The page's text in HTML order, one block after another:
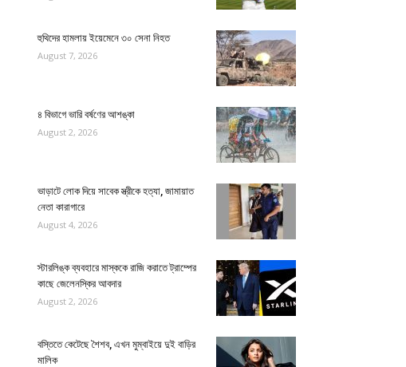
হুথিদের হামলায় ইয়েমেনে ৩০ সেনা নিহত
August 7, 2026
৪ বিভাগে ভারি বর্ষণের আশঙ্কা
August 2, 2026
ভাড়াটে লোক দিয়ে সাবেক স্ত্রীকে হত্যা, জামায়াত
নেতা কারাগারে
August 4, 2026
স্টারলিঙ্ক ব্যবহারে মাস্ককে রাজি করাতে ট্রাম্পের
কাছে জেলেনস্কির আবদার
August 2, 2026
বস্তিতে কেটেছে শৈশব, এখন মুম্বাইয়ে দুই বাড়ির
মালিক